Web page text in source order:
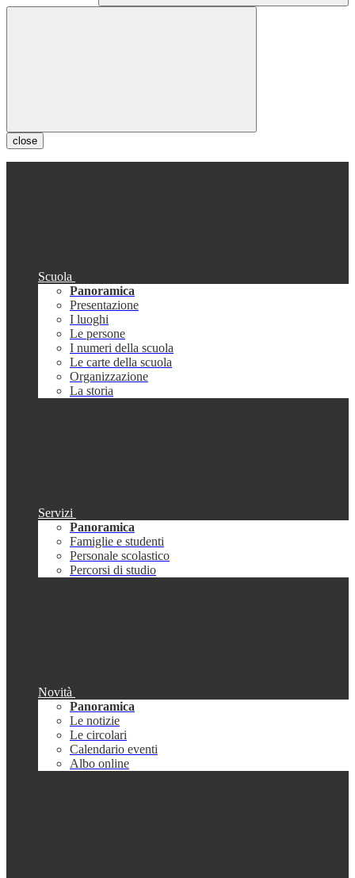
close
Scuola
Panoramica
Presentazione
I luoghi
Le persone
I numeri della scuola
Le carte della scuola
Organizzazione
La storia
Servizi
Panoramica
Famiglie e studenti
Personale scolastico
Percorsi di studio
Novità
Panoramica
Le notizie
Le circolari
Calendario eventi
Albo online